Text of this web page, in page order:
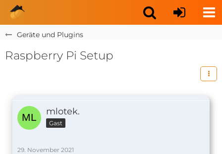
Geräte und Plugins
Raspberry Pi Setup
mlotek.
Gast
29. November 2021